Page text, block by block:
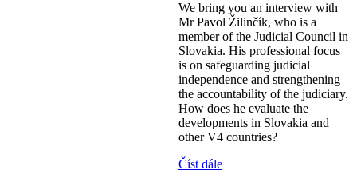
We bring you an interview with
Mr Pavol Žilinčík, who is a
member of the Judicial Council in
Slovakia. His professional focus
is on safeguarding judicial
independence and strengthening
the accountability of the judiciary.
How does he evaluate the
developments in Slovakia and
other V4 countries?
Číst dále